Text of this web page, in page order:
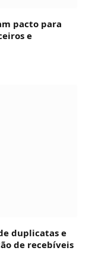
pacto para
e
duplicatas e
de recebíveis